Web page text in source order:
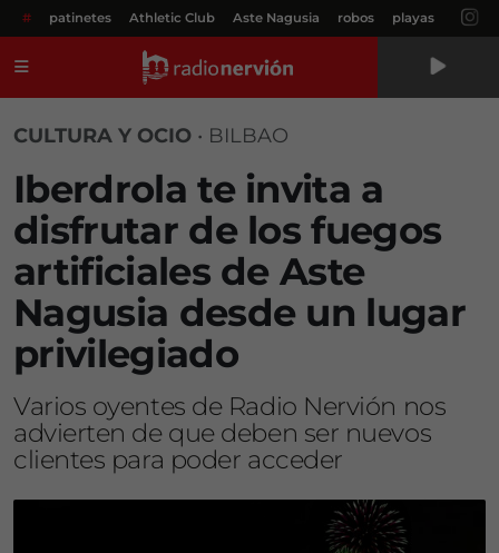
# patinetes Athletic Club Aste Nagusia robos playas
CULTURA Y OCIO • BILBAO
Iberdrola te invita a
disfrutar de los fuegos
artificiales de Aste
Nagusia desde un lugar
privilegiado
Varios oyentes de Radio Nervión nos
advierten de que deben ser nuevos
clientes para poder acceder